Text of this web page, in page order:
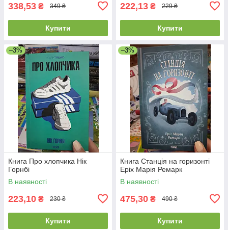
338,53 ₴ 349 ₴
Купити
222,13 ₴ 229 ₴
Купити
–3%
Книга Про хлопчика Нік
Горнбі
В наявності
223,10 ₴ 230 ₴
Купити
–3%
Книга Станція на горизонті
Еріх Марія Ремарк
В наявності
475,30 ₴ 490 ₴
Купити